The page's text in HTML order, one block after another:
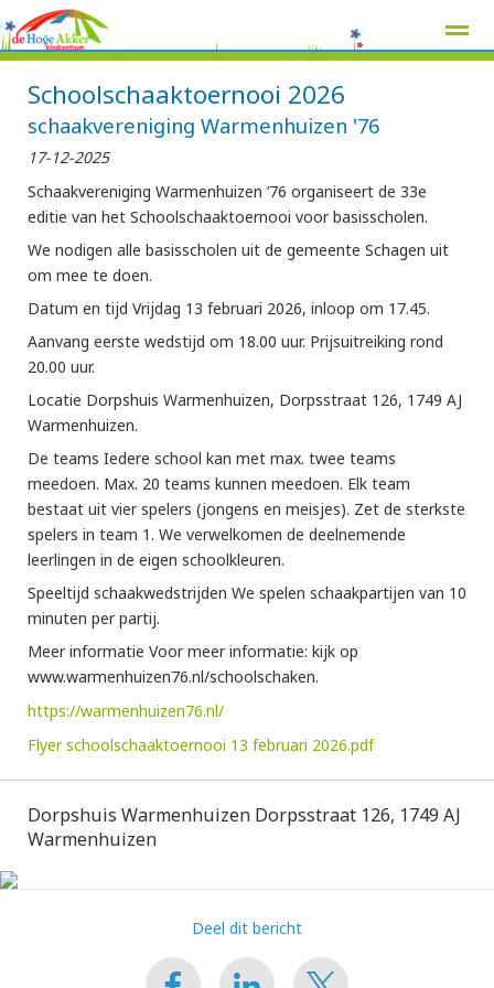
Schoolschaaktoernooi 2026
schaakvereniging Warmenhuizen '76
17-12-2025
Schaakvereniging Warmenhuizen ’76 organiseert de 33e
editie van het Schoolschaaktoernooi voor basisscholen.
We nodigen alle basisscholen uit de gemeente Schagen uit
om mee te doen.
Datum en tijd Vrijdag 13 februari 2026, inloop om 17.45.
Aanvang eerste wedstijd om 18.00 uur. Prijsuitreiking rond
20.00 uur.
Locatie Dorpshuis Warmenhuizen, Dorpsstraat 126, 1749 AJ
Warmenhuizen.
De teams Iedere school kan met max. twee teams
meedoen. Max. 20 teams kunnen meedoen. Elk team
bestaat uit vier spelers (jongens en meisjes). Zet de sterkste
spelers in team 1. We verwelkomen de deelnemende
leerlingen in de eigen schoolkleuren.
Speeltijd schaakwedstrijden We spelen schaakpartijen van 10
minuten per partij.
Meer informatie Voor meer informatie: kijk op
www.warmenhuizen76.nl/schoolschaken.
https://warmenhuizen76.nl/
Flyer schoolschaaktoernooi 13 februari 2026.pdf
Dorpshuis Warmenhuizen Dorpsstraat 126, 1749 AJ
Warmenhuizen
Deel dit bericht